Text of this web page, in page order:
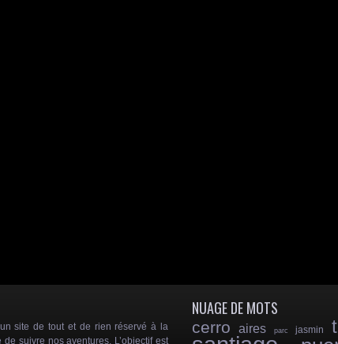
un site de tout et de rien réservé à la
suivre nos aventures. L’objectif est
NUAGE DE MOTS
cerro aires parc jasmin